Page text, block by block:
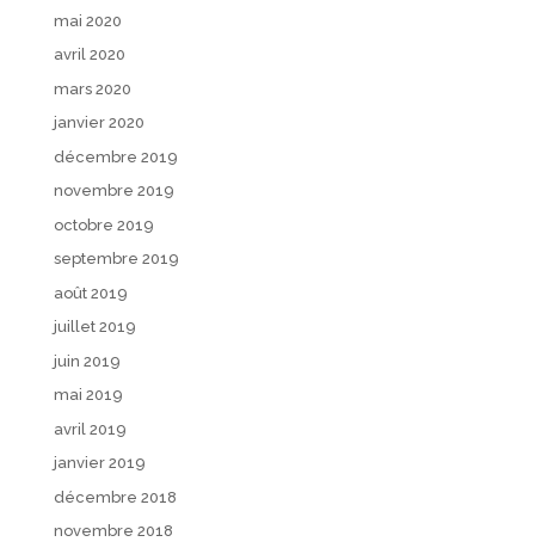
mai 2020
avril 2020
mars 2020
janvier 2020
décembre 2019
novembre 2019
octobre 2019
septembre 2019
août 2019
juillet 2019
juin 2019
mai 2019
avril 2019
janvier 2019
décembre 2018
novembre 2018